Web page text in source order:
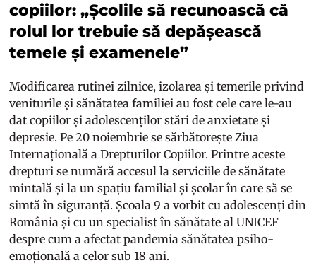
copiilor: „Școlile să recunoască că
rolul lor trebuie să depășească
temele și examenele”
Modificarea rutinei zilnice, izolarea și temerile privind
veniturile și sănătatea familiei au fost cele care le-au
dat copiilor și adolescenților stări de anxietate și
depresie. Pe 20 noiembrie se sărbătorește Ziua
Internațională a Drepturilor Copiilor. Printre aceste
drepturi se numără accesul la serviciile de sănătate
mintală și la un spațiu familial și școlar în care să se
simtă în siguranță. Școala 9 a vorbit cu adolescenți din
România și cu un specialist în sănătate al UNICEF
despre cum a afectat pandemia sănătatea psiho-
emoțională a celor sub 18 ani.